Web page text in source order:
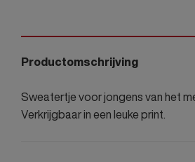
Productomschrijving
Sweatertje voor jongens van het
Verkrijgbaar in een leuke print.